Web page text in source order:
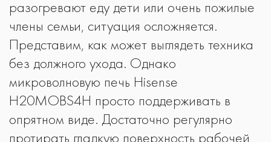
разогревают еду дети или очень пожилые
члены семьи, ситуация осложняется.
Представим, как может выглядеть техника
без должного ухода. Однако
микроволновую печь Hisense
H20MOBS4H просто поддерживать в
опрятном виде. Достаточно регулярно
протирать гладкую поверхность рабочей